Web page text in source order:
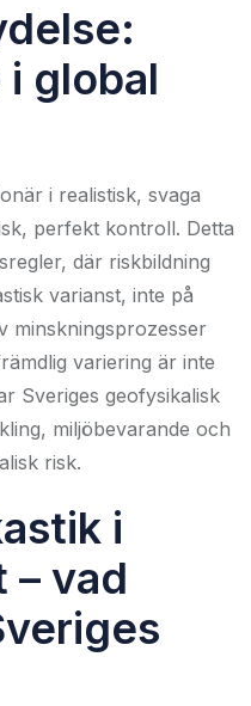
global
i realistisk, svaga
perfekt kontroll. Detta
där riskbildning
varianst, inte på
minskningsprozesser
variering är inte
Sveriges geofysikalisk
miljöbevarande och
risk.
i
– vad